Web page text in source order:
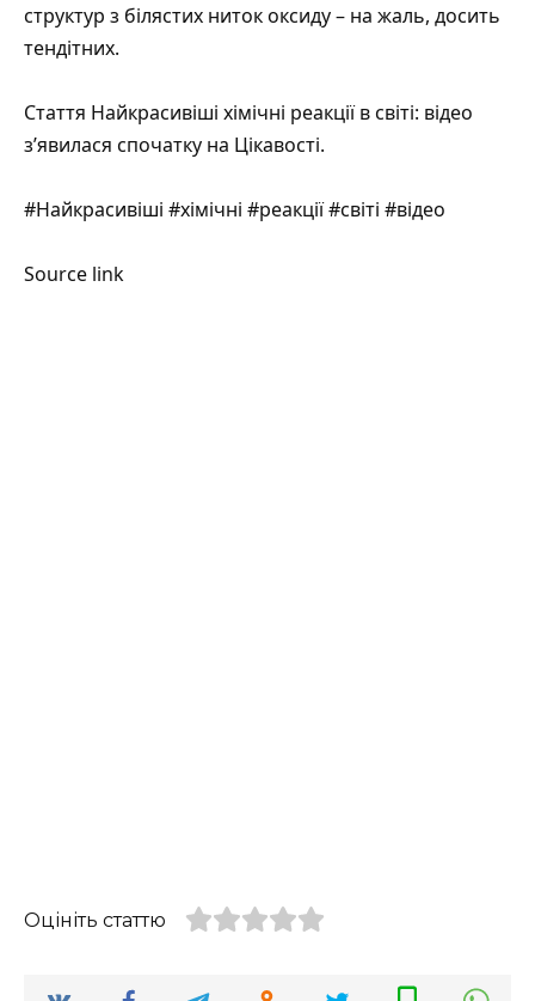
структур з білястих ниток оксиду – на жаль, досить
тендітних.
Стаття Найкрасивіші хімічні реакції в світі: відео
з’явилася спочатку на Цікавості.
#Найкрасивіші #хімічні #реакції #світі #відео
Source link
Оцініть статтю